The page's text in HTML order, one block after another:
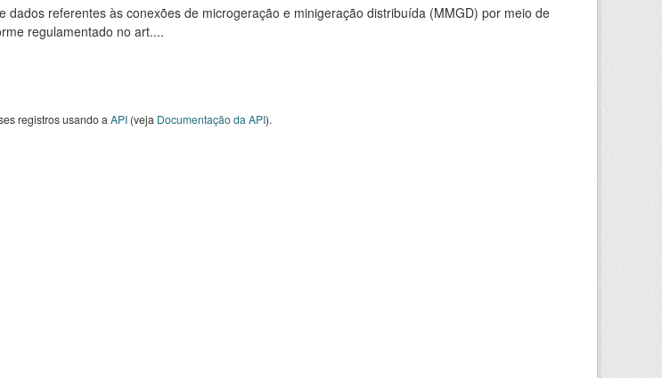
dados referentes às conexões de microgeração e minigeração distribuída (MMGD) por meio de
regulamentado no art....
registros usando a API(veja Documentação da API).